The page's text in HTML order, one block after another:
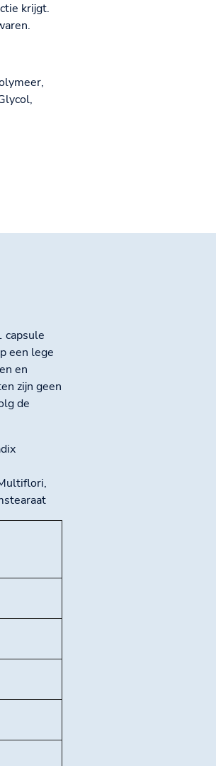
krijgt.
capsule
een lege
en
zijn geen
de